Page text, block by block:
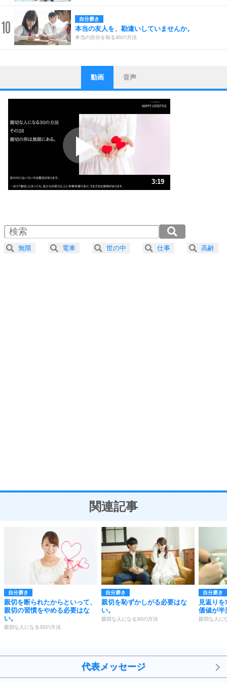
10 自分磨き
本当の友人を、勘違いしていませんか。
本当の自分を知る30の方法
1
ストレス対策
他人と比べない。
いっそのこと、他人を見ない。
いらいらしない人になる30の方法
プラス思考
ポジティブになれない原因は、行動しないから。
ポジティブ思考になる30の方法
ストレス対策
人生、なんとかなるもの。
気楽に生きる30の方法
4 器の大きい人は、怒りを優しさで表現する。
プラス思考
ことが大切。
動画 音声
3:19
2.0倍速 （391KB 1分39秒）
2.5倍速 （313KB 1分19秒）
3.0倍速 （261KB 1分6秒）
無限 電車 世の中 仕事 高齢
関連記事
自分磨き
親切を断られたからといって、
親切の習慣をやめる必要はな
い。
親切な人になる30の方法
自分磨き
親切を恥ずかしがる必要はな
い。
親切な人になる30の方法
自分磨き
見返り
価値が半
親切な人に
代表メッセージ